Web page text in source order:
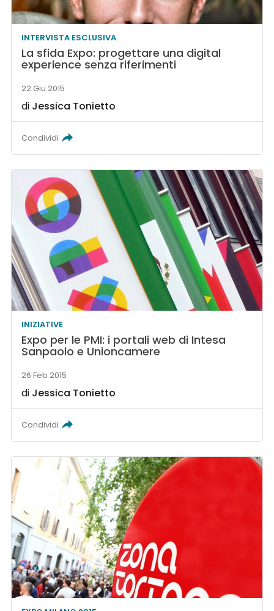
INTERVISTA ESCLUSIVA
La sfida Expo: progettare una digital
experience senza riferimenti
22 Giu 2015
di Jessica Tonietto
Condividi
INIZIATIVE
Expo per le PMI: i portali web di Intesa
Sanpaolo e Unioncamere
26 Feb 2015
di Jessica Tonietto
Condividi